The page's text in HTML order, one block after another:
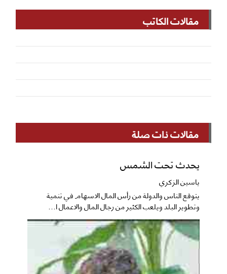
مقالات الكاتب
مقالات ذات صلة
يحدث تحت الشمس
ياسين الزكري
يتوقع الناس والدولة من رأس المال الاسهام في تنمية
وتطوير البلد ويلعب الكثير من رجال المال والاعمال ا...